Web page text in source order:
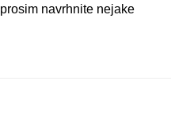
navrhnite nejake